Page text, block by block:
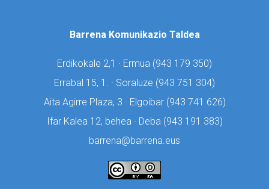
Barrena Komunikazio Taldea
Erdikokale 2,1 · Ermua (943 179 350)
Errabal 15, 1. · Soraluze (943 751 304)
Aita Agirre Plaza, 3 · Elgoibar (943 741 626)
Ifar Kalea 12, behea · Deba (943 191 383)
barrena@barrena.eus